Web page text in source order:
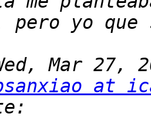
Mar 27,
at